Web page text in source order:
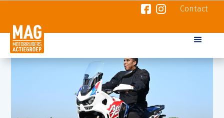
Contact